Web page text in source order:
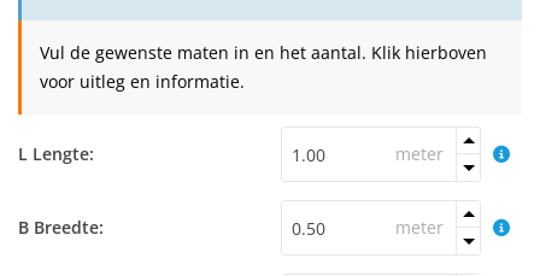
Vul de gewenste maten in en het aantal. Klik hierboven
voor uitleg en informatie.
L Lengte: meter
B Breedte: meter